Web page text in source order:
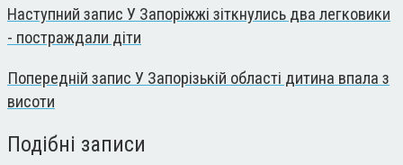
Наступний запис У Запоріжжі зіткнулись два легковики
- постраждали діти
Попередній запис У Запорізькій області дитина впала з
висоти
Подібні записи